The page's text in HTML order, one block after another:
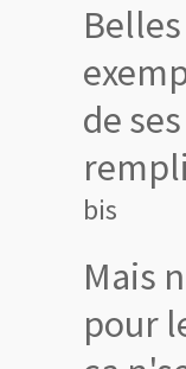
de
bis
Mais
pour